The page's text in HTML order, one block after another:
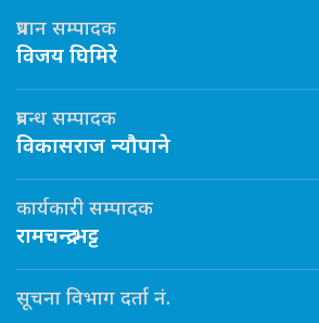
प्रधान सम्पादक
विजय घिमिरे
प्रबन्ध सम्पादक
विकासराज न्यौपाने
कार्यकारी सम्पादक
रामचन्द्र भट्ट
सूचना विभाग दर्ता नं.